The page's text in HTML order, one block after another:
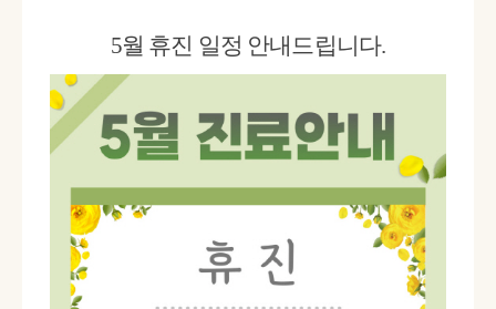
5월 휴진 일정 안내드립니다.